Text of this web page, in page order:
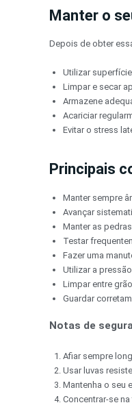
Manter o
Depois de obter
Utilizar
Limpar e secar
Armazene
Acariciar
Evitar o stress
Principais
Manter sempre
Avançar
Manter as
Testar
Fazer uma
Utilizar a
Limpar entre
Guardar
Notas de
Afiar sempre
Usar luvas
Mantenha o seu
Concentrar-se